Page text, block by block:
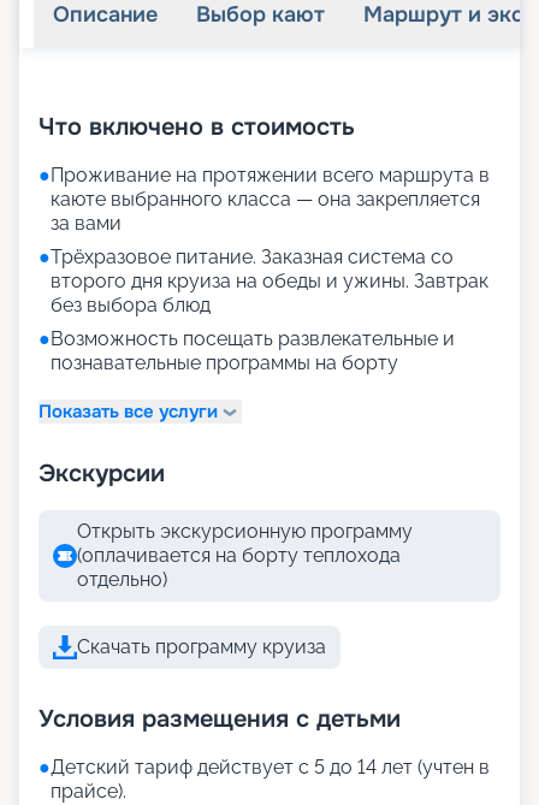
Описание Выбор кают Маршрут и
Что включено в стоимость
●Проживание на протяжении всего маршрута в
каюте выбранного класса — она закрепляется
за вами
●Трёхразовое питание. Заказная система со
второго дня круиза на обеды и ужины. Завтрак
без выбора блюд
●Возможность посещать развлекательные и
познавательные программы на борту
Показать все услуги
Экскурсии
Открыть экскурсионную программу
(оплачивается на борту теплохода
отдельно)
Скачать программу круиза
Условия размещения с детьми
●Детский тариф действует с 5 до 14 лет (учтен в
прайсе).